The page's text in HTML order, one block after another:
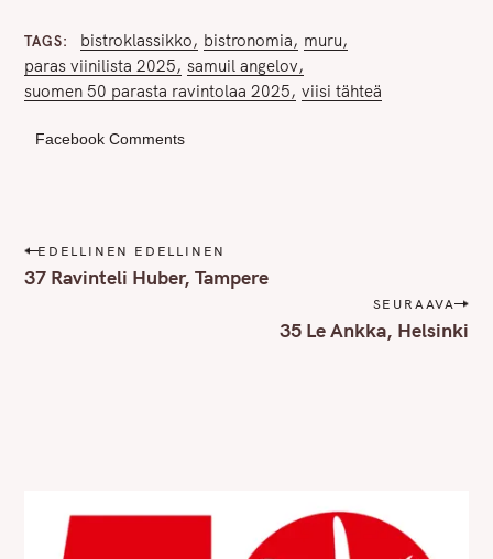
TAGS bistroklassikko bistronomia
muru
paras viinilista 2025 samuil angelov
suomen 50 parasta ravintolaa 2025 viisi tähteä
Facebook Comments
P
o
EDELLINEN EDELLINEN
37 Ravinteli Huber, Tampere
SEURAAVA
35 Le Ankka, Helsinki